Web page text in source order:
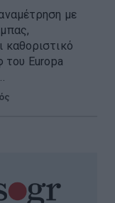
με
καθοριστικό
του Europa